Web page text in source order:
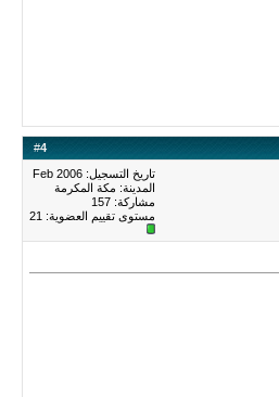
#4
تاريخ التسجيل: Feb 2006
المدينة: مكة المكرمة
مشاركة: 157
مستوى تقييم العضوية: 21